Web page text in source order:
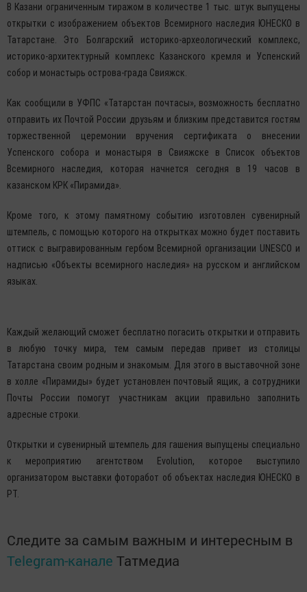
В Казани ограниченным тиражом в количестве 1 тыс. штук выпущены
открытки с изображением объектов Всемирного наследия ЮНЕСКО в
Татарстане. Это Болгарский историко-археологический комплекс,
историко-архитектурный комплекс Казанского кремля и Успенский
собор и монастырь острова-града Свияжск.
Как сообщили в УФПС «Татарстан почтасы», возможность бесплатно
отправить их Почтой России друзьям и близким представится гостям
торжественной церемонии вручения сертификата о внесении
Успенского собора и монастыря в Свияжске в Список объектов
Всемирного наследия, которая начнется сегодня в 19 часов в
казанском КРК «Пирамида».
Кроме того, к этому памятному событию изготовлен сувенирный
штемпель, с помощью которого на открытках можно будет поставить
оттиск с выгравированным гербом Всемирной организации UNESCO и
надписью «Объекты всемирного наследия» на русском и английском
языках.
Каждый желающий сможет бесплатно погасить открытки и отправить
в любую точку мира, тем самым передав привет из столицы
Татарстана своим родным и знакомым. Для этого в выставочной зоне
в холле «Пирамиды» будет установлен почтовый ящик, а сотрудники
Почты России помогут участникам акции правильно заполнить
адресные строки.
Открытки и сувенирный штемпель для гашения выпущены специально
к мероприятию агентством Evolution, которое выступило
организатором выставки фоторабот об объектах наследия ЮНЕСКО в
РТ.
Следите за самым важным и интересным в
Telegram-канале Татмедиа